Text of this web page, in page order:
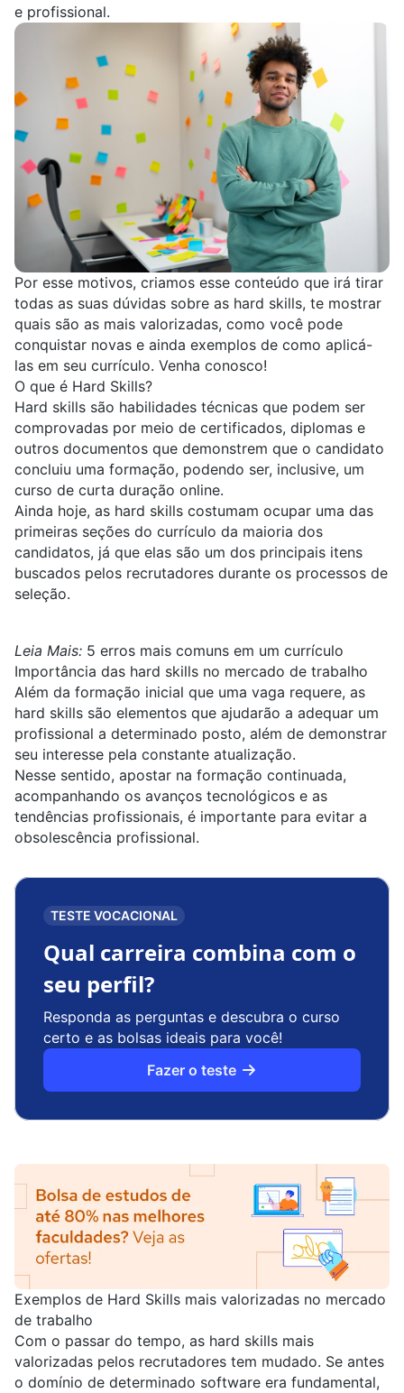
e profissional.
Por esse motivos, criamos esse conteúdo que irá tirar
todas as suas dúvidas sobre as hard skills, te mostrar
quais são as mais valorizadas, como você pode
conquistar novas e ainda exemplos de como aplicá-
las em seu currículo. Venha conosco!
O que é Hard Skills?
Hard skills são habilidades técnicas que podem ser
comprovadas por meio de certificados, diplomas e
outros documentos que demonstrem que o candidato
concluiu uma formação, podendo ser, inclusive, um
curso de curta duração online.
Ainda hoje, as hard skills costumam ocupar uma das
primeiras seções do currículo da maioria dos
candidatos, já que elas são um dos principais itens
buscados pelos recrutadores durante os processos de
seleção.
Leia Mais: 5 erros mais comuns em um currículo
Importância das hard skills no mercado de trabalho
Além da formação inicial que uma vaga requere, as
hard skills são elementos que ajudarão a adequar um
profissional a determinado posto, além de demonstrar
seu interesse pela constante atualização.
Nesse sentido, apostar na formação continuada,
acompanhando os avanços tecnológicos e as
tendências profissionais, é importante para evitar a
obsolescência profissional.
TESTE VOCACIONAL
Qual carreira combina com o
seu perfil?
Responda as perguntas e descubra o curso
certo e as bolsas ideais para você!
Fazer o teste
Exemplos de Hard Skills mais valorizadas no mercado
de trabalho
Com o passar do tempo, as hard skills mais
valorizadas pelos recrutadores tem mudado. Se antes
o domínio de determinado software era fundamental,